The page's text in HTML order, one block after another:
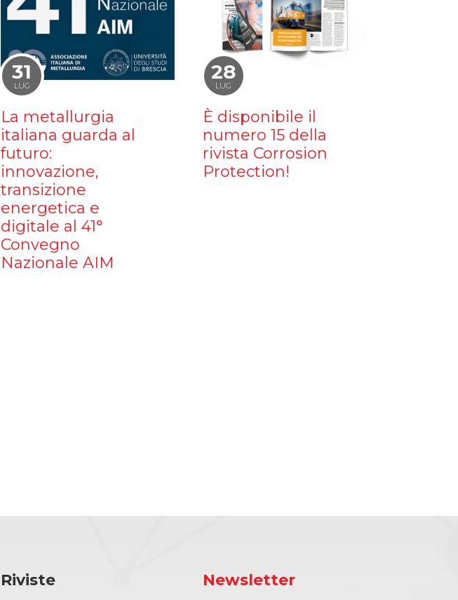
31
LUG
La metallurgia
italiana guarda al
futuro:
innovazione,
transizione
energetica e
digitale al 41°
Convegno
Nazionale AIM
28
LUG
È disponibile il
numero 15 della
rivista Corrosion
Protection!
Riviste Newsletter